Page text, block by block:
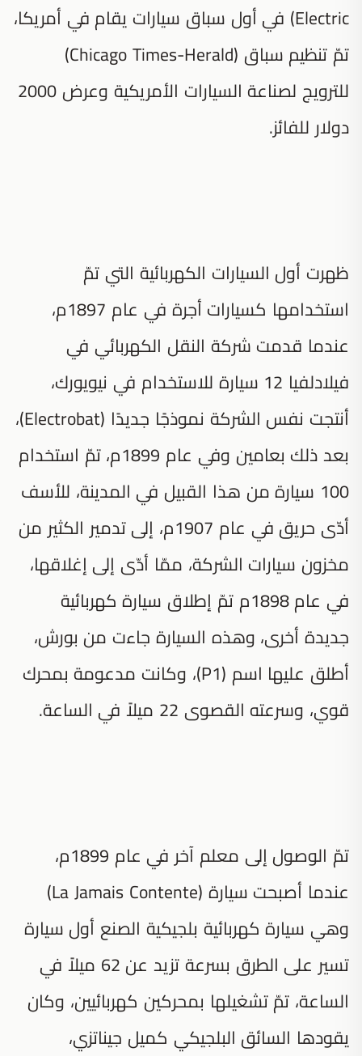
Electric) في أول سباق سيارات يقام في أمريكا،
تمّ تنظيم سباق (Chicago Times-Herald)
للترويج لصناعة السيارات الأمريكية وعرض 2000
دولار للفائز.
ظهرت أول السيارات الكهربائية التي تمّ
استخدامها كسيارات أجرة في عام 1897م،
عندما قدمت شركة النقل الكهربائي في
فيلادلفيا 12 سيارة للاستخدام في نيويورك،
أنتجت نفس الشركة نموذجًا جديدًا (Electrobat)،
بعد ذلك بعامين وفي عام 1899م، تمّ استخدام
100 سيارة من هذا القبيل في المدينة، للأسف
أدّى حريق في عام 1907م، إلى تدمير الكثير من
مخزون سيارات الشركة، ممّا أدّى إلى إغلاقها،
في عام 1898م تمّ إطلاق سيارة كهربائية
جديدة أخرى، وهذه السيارة جاءت من بورش،
أطلق عليها اسم (P1)، وكانت مدعومة بمحرك
قوي، وسرعته القصوى 22 ميلاً في الساعة.
تمّ الوصول إلى معلم آخر في عام 1899م،
عندما أصبحت سيارة (La Jamais Contente)
وهي سيارة كهربائية بلجيكية الصنع أول سيارة
تسير على الطرق بسرعة تزيد عن 62 ميلاً في
الساعة، تمّ تشغيلها بمحركين كهربائيين، وكان
يقودها السائق البلجيكي كميل جيناتزي،